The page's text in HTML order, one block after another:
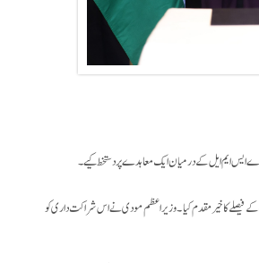
اے ایس ایم ایل کے درمیان ایک معاہدے پر دستخط کیے ۔
فیصلے کا خیرمقدم کیا ۔ وزیر اعظم مودی نے اس شراکت داری کو